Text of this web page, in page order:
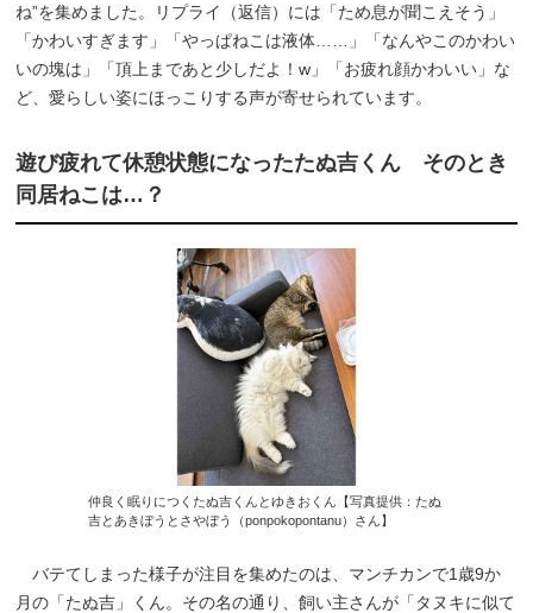
ね”を集めました。リプライ（返信）には「ため息が聞こえそう」
「かわいすぎます」「やっぱねこは液体……」「なんやこのかわい
いの塊は」「頂上まであと少しだよ！w」「お疲れ顔かわいい」な
ど、愛らしい姿にほっこりする声が寄せられています。
遊び疲れて休憩状態になったたぬ吉くん そのとき
同居ねこは…？
仲良く眠りにつくたぬ吉くんとゆきおくん【写真提供：たぬ
吉とあきぼうとさやぼう（ponpokopontanu）さん】
バテてしまった様子が注目を集めたのは、マンチカンで1歳9か
月の「たぬ吉」くん。その名の通り、飼い主さんが「タヌキに似て